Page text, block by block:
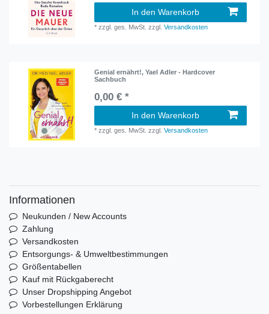
In den Warenkorb
*zzgl. ges. MwSt. zzgl.Versandkosten
Genial ernährt!, Yael Adler - Hardcover
Sachbuch
0,00 € *
In den Warenkorb
*zzgl. ges. MwSt. zzgl.Versandkosten
Informationen
Neukunden / New Accounts
Zahlung
Versandkosten
Entsorgungs- & Umweltbestimmungen
Größentabellen
Kauf mit Rückgaberecht
Unser Dropshipping Angebot
Vorbestellungen Erklärung